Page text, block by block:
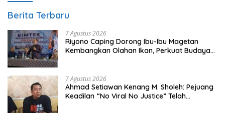
Berita Terbaru
7 Agustus 2026
Riyono Caping Dorong Ibu-Ibu Magetan
Kembangkan Olahan Ikan, Perkuat Budaya
7 Agustus 2026
Ahmad Setiawan Kenang M. Sholeh: Pejuang
Keadilan “No Viral No Justice” Telah